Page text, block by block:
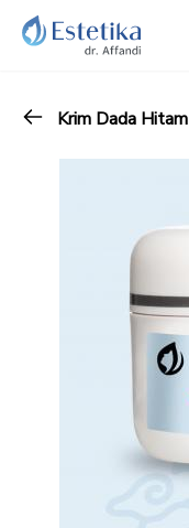
Krim Dada Hitam